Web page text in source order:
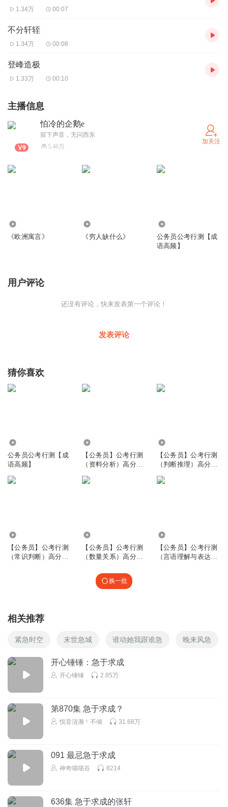
1.34万 00:07
不分轩轾
1.34万 00:08
登峰造极
1.33万 00:10
主播信息
怕冷的企鹅e
留下声音，无问西东
5.46万
加关注
《欧洲寓言》 《穷人缺什么》
公务员公考行测【成
语高频】
用户评论
还没有评论，快来发表第一个评论！
发表评论
猜你喜欢
公务员公考行测【成
语高频】
【公务员】公考行测
（资料分析）高分模
【公务员】公考行测
（判断推理）高分模
【公务员】公考行测
（常识判断）高分模
【公务员】公考行测
（数量关系）高分模
【公务员】公考行测
（言语理解与表达）
换一批
相关推荐
紧急时空 末世急城 谁动她我跟谁急 晚来风急
开心锤锤：急于求成
开心锤锤 2.85万
第870集 急于求成？
悦音涟漪丶不倾 31.68万
091 最忌急于求成
神奇喵喵谷 8214
636集 急于求成的张轩